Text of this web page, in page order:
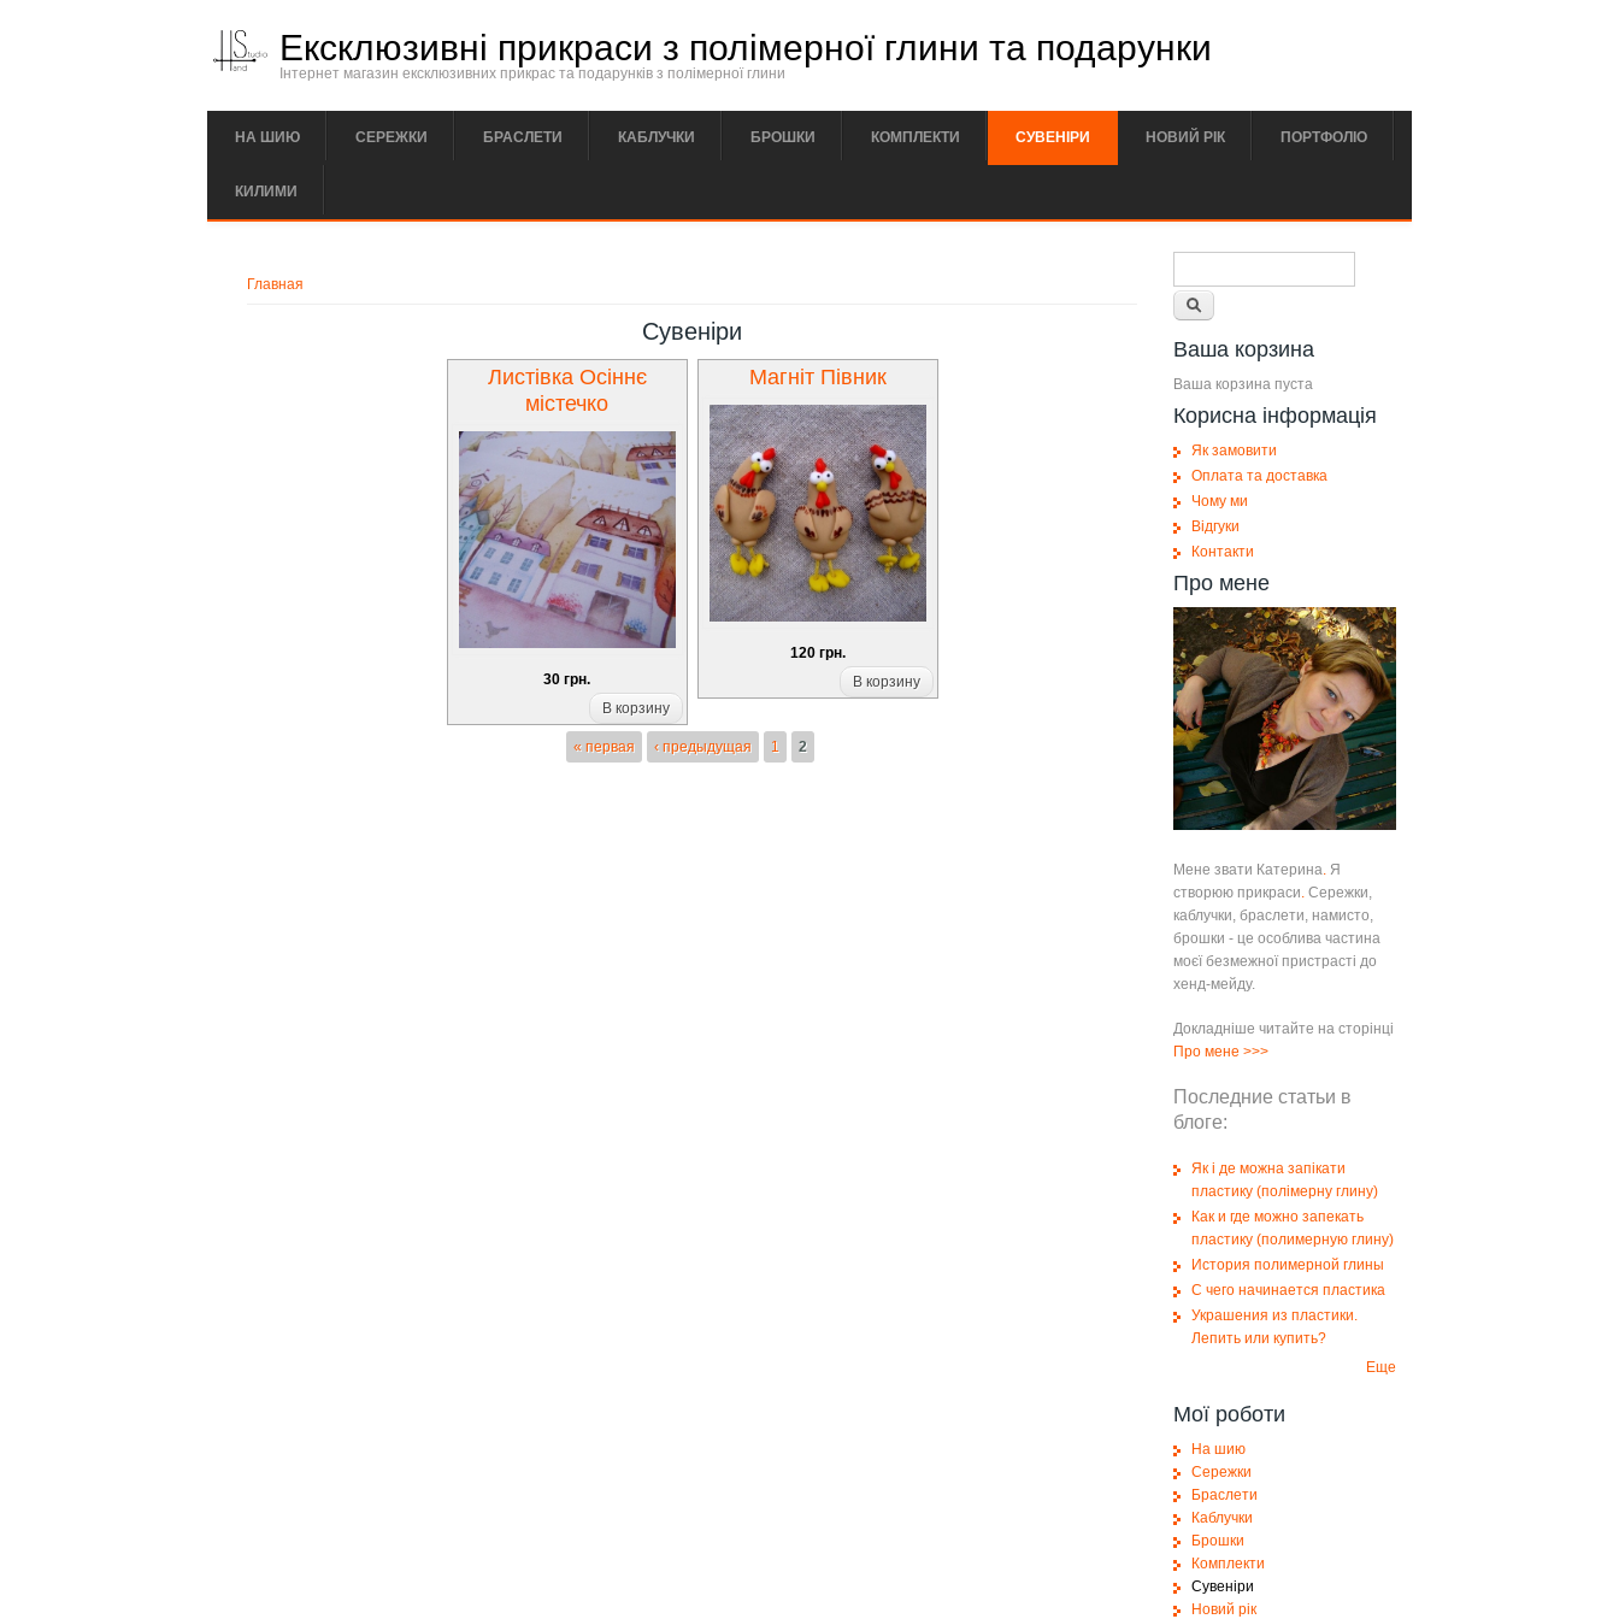
Ексклюзивні прикраси з полімерної глини та подарунки
Інтернет магазин ексклюзивних прикрас та подарунків з полімерної глини
НА ШИЮ СЕРЕЖКИ БРАСЛЕТИ КАБЛУЧКИ БРОШКИ КОМПЛЕКТИ СУВЕНІРИ НОВИЙ РІК ПОРТФОЛІО
КИЛИМИ
Главная
Сувеніри
Листівка Осіннє
містечко
30 грн.
В корзину
Магніт Півник
120 грн.
В корзину
« первая ‹ предыдущая 1 2
Ваша корзина
Ваша корзина пуста
Корисна інформація
Як замовити
Оплата та доставка
Чому ми
Відгуки
Контакти
Про мене
Мене звати Катерина.Я
створюю прикраси.Сережки,
каблучки, браслети, намисто,
брошки - це особлива частина
моєї безмежної пристрасті до
хенд-мейду.
Докладніше читайте на сторінці
Про мене >>>
Последние статьи в
блоге:
Як і де можна запікати
пластику (полімерну глину)
Как и где можно запекать
пластику (полимерную глину)
История полимерной глины
С чего начинается пластика
Украшения из пластики.
Лепить или купить?
Еще
Мої роботи
На шию
Сережки
Браслети
Каблучки
Брошки
Комплекти
Сувеніри
Новий рік